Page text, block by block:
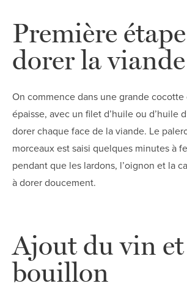
Première
dorer la viande
On commence dans une grande cocotte
épaisse, avec un filet d’huile ou d’huile
dorer chaque face de la viande. Le
morceaux est saisi quelques minutes à
pendant que les lardons, l’oignon et la
à dorer doucement.
Ajout du vin
bouillon